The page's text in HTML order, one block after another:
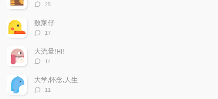
评
数：
25
败家仔
评
数：
17
大流量!Hi!
评
数：
14
大学,怀念,人生
评
11